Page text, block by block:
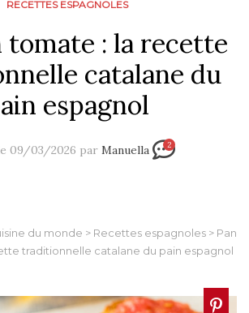
RECETTES ESPAGNOLES
tomate : la recette
catalane du
espagnol
09/03/2026 par Manuella 2
du monde > Recettes espagnoles > Pan
traditionnelle catalane du pain espagnol